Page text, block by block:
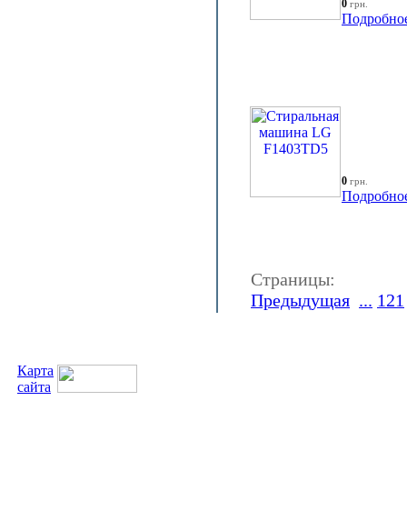
0 грн.
0 грн.
Страницы:
Предыдущая ... 121
Карта
сайта